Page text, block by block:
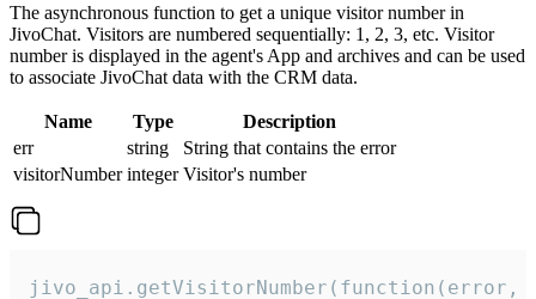
The asynchronous function to get a unique visitor number in
JivoChat. Visitors are numbered sequentially: 1, 2, 3, etc. Visitor
number is displayed in the agent's App and archives and can be used
to associate JivoChat data with the CRM data.
Name Type
Description
err
string
String that contains the error
visitorNumber integer Visitor's number
jivo_api.getVisitorNumber(function(error,